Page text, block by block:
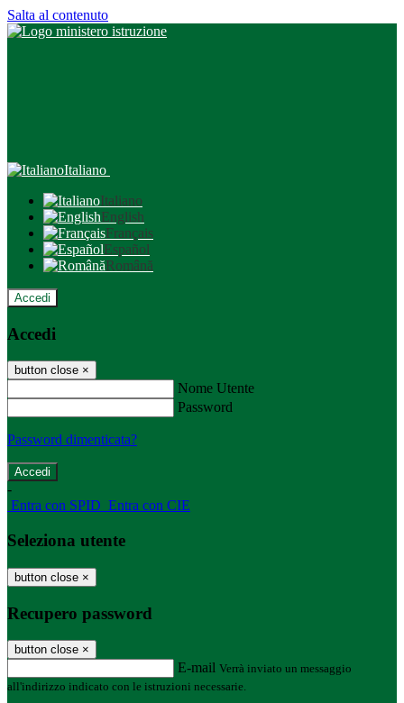
Salta al contenuto
Italiano
Italiano
English
Français
Español
Română
Accedi
Accedi
button close ×
Nome Utente
Password
Password dimenticata?
-
Entra con SPID Entra con CIE
Seleziona utente
button close ×
Recupero password
button close ×
E-mail Verrà inviato un messaggio
all'indirizzo indicato con le istruzioni necessarie.